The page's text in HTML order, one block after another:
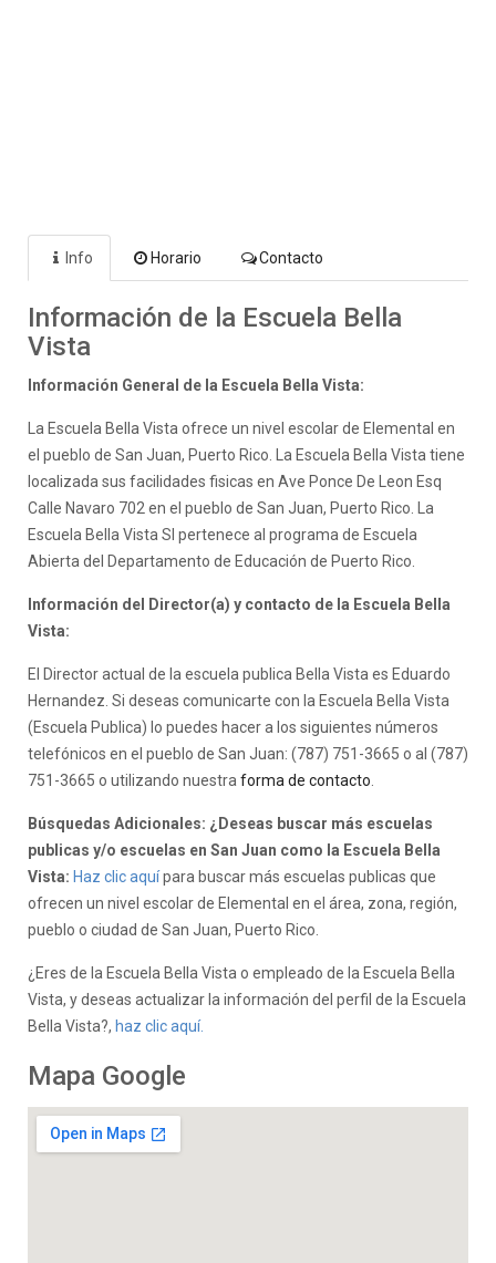
Info Horario Contacto
Información de la Escuela Bella
Vista
Información General de la Escuela Bella Vista:
La Escuela Bella Vista ofrece un nivel escolar de Elemental en
el pueblo de San Juan, Puerto Rico. La Escuela Bella Vista tiene
localizada sus facilidades fisicas en Ave Ponce De Leon Esq
Calle Navaro 702 en el pueblo de San Juan, Puerto Rico. La
Escuela Bella Vista SI pertenece al programa de Escuela
Abierta del Departamento de Educación de Puerto Rico.
Información del Director(a) y contacto de la Escuela Bella
Vista:
El Director actual de la escuela publica Bella Vista es Eduardo
Hernandez. Si deseas comunicarte con la Escuela Bella Vista
(Escuela Publica) lo puedes hacer a los siguientes números
telefónicos en el pueblo de San Juan: (787) 751-3665 o al (787)
751-3665 o utilizando nuestra forma de contacto
Búsquedas Adicionales: ¿Deseas buscar más escuelas
publicas y/o escuelas en San Juan como la Escuela Bella
Vista: Haz clic aquípara buscar más escuelas publicas que
ofrecen un nivel escolar de Elemental en el área, zona, región,
pueblo o ciudad de San Juan, Puerto Rico.
¿Eres de la Escuela Bella Vista o empleado de la Escuela Bella
Vista, y deseas actualizar la información del perfil de la Escuela
Bella Vista?, haz clic aquí.
Mapa Google